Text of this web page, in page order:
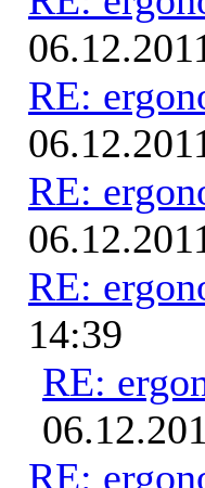
RE:
RE:
RE:
14:39
RE:
RE: